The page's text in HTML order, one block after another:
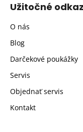
Užitočné
O nás
Blog
Darčekové poukážky
Servis
Objednať servis
Kontakt